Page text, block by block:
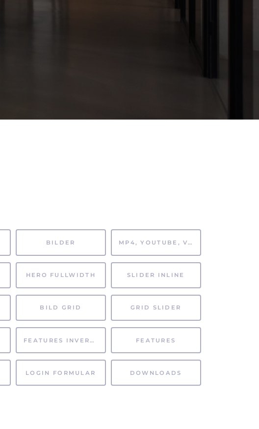
BILDER MP4, YOUTUBE, VIMEO
HERO FULLWIDTH SLIDER INLINE
BILD GRID GRID SLIDER
FEATURES INVERTIERT FEATURES
LOGIN FORMULAR DOWNLOADS